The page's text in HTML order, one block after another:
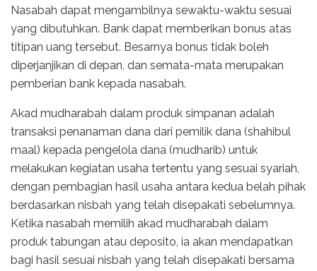
Nasabah dapat mengambilnya sewaktu-waktu sesuai
yang dibutuhkan. Bank dapat memberikan bonus atas
titipan uang tersebut. Besarnya bonus tidak boleh
diperjanjikan di depan, dan semata-mata merupakan
pemberian bank kepada nasabah.
Akad mudharabah dalam produk simpanan adalah
transaksi penanaman dana dari pemilik dana (shahibul
maal) kepada pengelola dana (mudharib) untuk
melakukan kegiatan usaha tertentu yang sesuai syariah,
dengan pembagian hasil usaha antara kedua belah pihak
berdasarkan nisbah yang telah disepakati sebelumnya.
Ketika nasabah memilih akad mudharabah dalam
produk tabungan atau deposito, ia akan mendapatkan
bagi hasil sesuai nisbah yang telah disepakati bersama